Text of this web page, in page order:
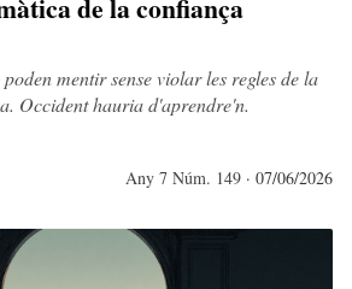
de la confiança
mentir sense violar les regles de la
Occident hauria d'aprendre'n.
Any 7 Núm. 149 · 07/06/2026